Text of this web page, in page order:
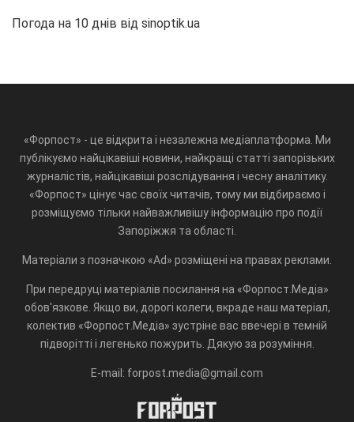
Погода на 10 днів від sinoptik.ua
«Форпост» - це відкрита і незалежна медіаплатформа. Ми
публікуємо найцікавіші новини, найкращі статті запорізьких
журналістів, найцікавіші розслідування і чесну аналітику.
«Форпост» цінує час своїх читачів, тому ми відбираємо і
розміщуємо тільки найважливішу інформацію про події
Запоріжжя та області.
Матеріали з позначкою «Ad» розміщені на правах реклами.
При передруці матеріалів посилання на «Форпост.Медіа»
обов'язкове. Якщо ви, дорогі колеги, вкраде наш матеріал,
колектив «Форпост.Медіа» зустріне вас ввечері в темній
підворітті і легенько пожурить. Дякую за розуміння.
E-mail: forpost.media@gmail.com